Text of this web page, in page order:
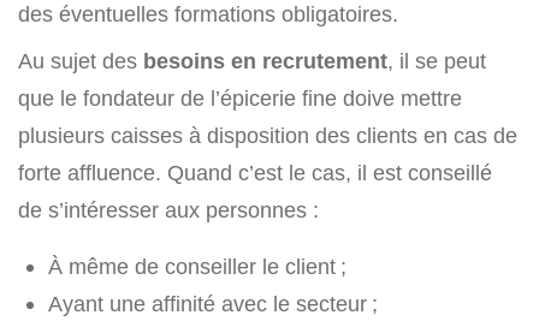
des éventuelles formations obligatoires.
Au sujet des besoins en recrutement, il se peut
que le fondateur de l’épicerie fine doive mettre
plusieurs caisses à disposition des clients en cas de
forte affluence. Quand c’est le cas, il est conseillé
de s’intéresser aux personnes :
À même de conseiller le client ;
Ayant une affinité avec le secteur ;